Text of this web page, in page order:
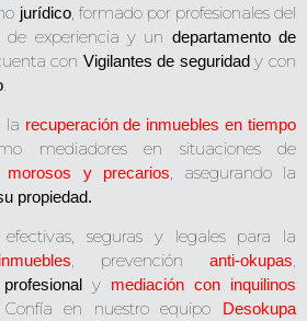
jurídico, formado por profesionales del
de experiencia y un departamento de
con Vigilantes de seguridady con
la recuperación de inmuebles en tiempo
mediadores en situaciones de
morosos y precarios, asegurando la
propiedad.
efectivas, seguras y legales para la
, prevención anti-okupas,
y mediación con inquilinos
Confía en nuestro equipo
Desokupa